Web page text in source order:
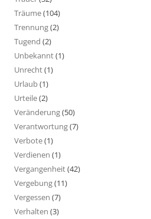
Träume(104)
Trennung(2)
Tugend (2)
Unbekannt(1)
Unrecht(1)
Urlaub(1)
Urteile(2)
Veränderung(50)
Verantwortung(7)
Verbote(1)
Verdienen (1)
Vergangenheit(42)
Vergebung(11)
Vergessen (7)
Verhalten (3)